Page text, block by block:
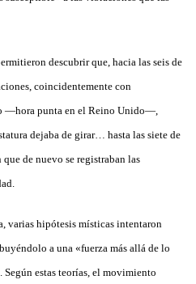
descubrir que, hacia las seis de
coincidentemente con
—hora punta en el Reino Unido—,
dejaba de girar… hasta las siete de
de nuevo se registraban las
varias hipótesis místicas intentaron
a una «fuerza más allá de lo
estas teorías, el movimiento